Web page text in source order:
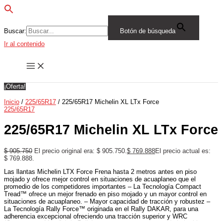
Buscar:
Botón de búsqueda
Ir al contenido
¡Oferta!
Inicio / 225/65R17 / 225/65R17 Michelin XL LTx Force
225/65R17
225/65R17 Michelin XL LTx Force
$905.750 El precio original era: $ 905.750. $ 769.888El precio actual es:
$ 769.888.
Las llantas Michelin LTX Force Frena hasta 2 metros antes en piso
mojado y ofrece mejor control en situaciones de acuaplaneo que el
promedio de los competidores importantes – La Tecnología Compact
Tread™ ofrece un mejor frenado en piso mojado y un mayor control en
situaciones de acuaplaneo. – Mayor capacidad de tracción y robustez –
La Tecnología Rally Force™ originada en el Rally DAKAR, para una
adherencia excepcional ofreciendo una tracción superior y WRC